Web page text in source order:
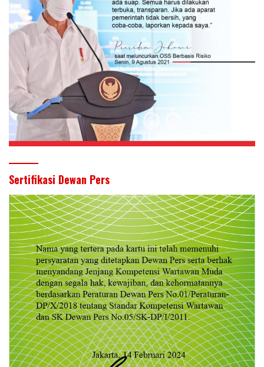
Sertifikasi Dewan Pers